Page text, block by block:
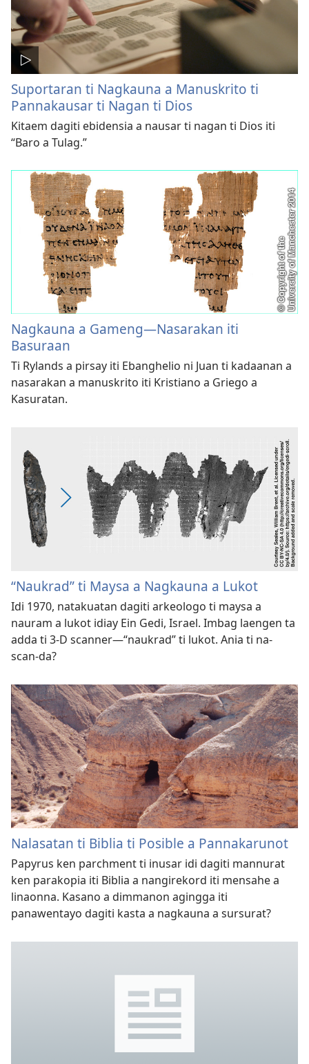
Suportaran ti Nagkauna a Manuskrito ti
Pannakausar ti Nagan ti Dios
Kitaem dagiti ebidensia a nausar ti nagan ti Dios iti
“Baro a Tulag.”
Nagkauna a Gameng—Nasarakan iti
Basuraan
Ti Rylands a pirsay iti Ebanghelio ni Juan ti kadaanan a
nasarakan a manuskrito iti Kristiano a Griego a
Kasuratan.
“Naukrad” ti Maysa a Nagkauna a Lukot
Idi 1970, natakuatan dagiti arkeologo ti maysa a
nauram a lukot idiay Ein Gedi, Israel. Imbag laengen ta
adda ti 3-D scanner—“naukrad” ti lukot. Ania ti na-
scan-da?
Nalasatan ti Biblia ti Posible a Pannakarunot
Papyrus ken parchment ti inusar idi dagiti mannurat
ken parakopia iti Biblia a nangirekord iti mensahe a
linaonna. Kasano a dimmanon agingga iti
panawentayo dagiti kasta a nagkauna a sursurat?